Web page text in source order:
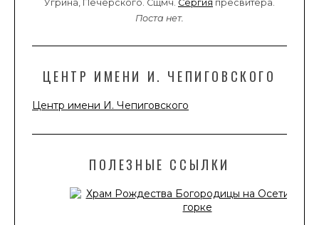
Угрина, Печерского. Сщмч. Сергия пресвитера.
Поста нет.
ЦЕНТР ИМЕНИ И. ЧЕПИГОВСКОГО
Центр имени И. Чепиговского
ПОЛЕЗНЫЕ ССЫЛКИ